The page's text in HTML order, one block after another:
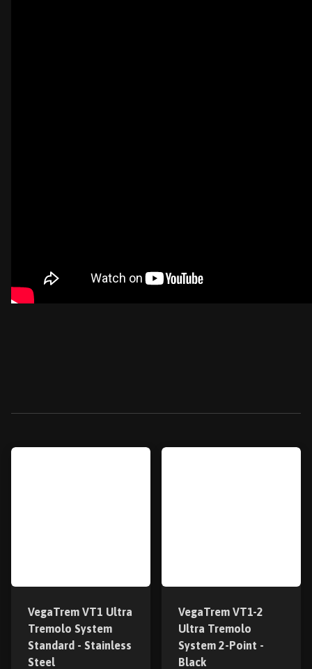
VegaTrem VT1 Ultra
Tremolo System
Standard - Stainless
Steel
VegaTrem VT1-2
Ultra Tremolo
System 2-Point -
Black